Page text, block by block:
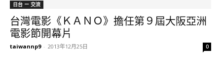
日台 ー 交流
台灣電影《ＫＡＮＯ》擔任第９屆大阪亞洲
電影節開幕片
taiwannp9 - 2013年12月25日 0